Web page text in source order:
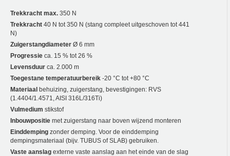
Trekkracht max. 350 N
Trekkracht 40 N tot 350 N (stang compleet uitgeschoven tot 441
N)
Zuigerstangdiameter Ø 6 mm
Progressie ca. 15 % tot 26 %
Levensduur ca. 2.000 m
Toegestane temperatuurbereik -20 °C tot +80 °C
Materiaal behuizing, zuigerstang, bevestigingen: RVS
(1.4404/1.4571, AISI 316L/316Ti)
Vulmedium stikstof
Inbouwpositie met zuigerstang naar boven wijzend monteren
Einddemping zonder demping. Voor de einddemping
dempingsmateriaal (bijv. TUBUS of SLAB) gebruiken.
Vaste aanslag externe vaste aanslag aan het einde van de slag